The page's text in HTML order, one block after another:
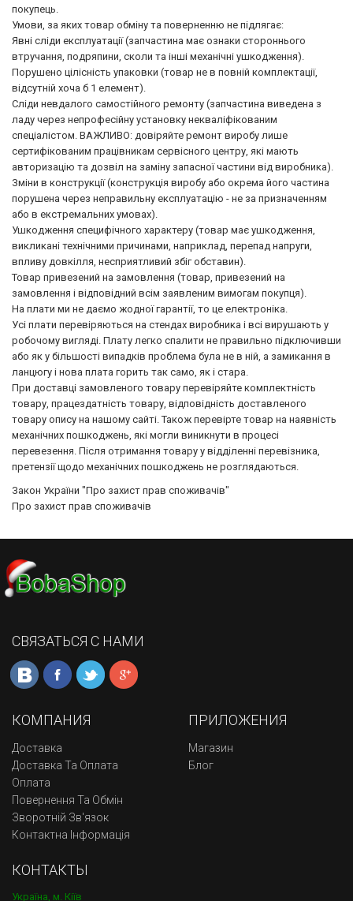
покупець.
Умови, за яких товар обміну та поверненню не підлягає:
Явні сліди експлуатації (запчастина має ознаки стороннього
втручання, подряпини, сколи та інші механічні ушкодження).
Порушено цілісність упаковки (товар не в повній комплектації,
відсутній хоча б 1 елемент).
Сліди невдалого самостійного ремонту (запчастина виведена з
ладу через непрофесійну установку некваліфікованим
спеціалістом. ВАЖЛИВО: довіряйте ремонт виробу лише
сертифікованим працівникам сервісного центру, які мають
авторизацію та дозвіл на заміну запасної частини від виробника).
Зміни в конструкції (конструкція виробу або окрема його частина
порушена через неправильну експлуатацію - не за призначенням
або в екстремальних умовах).
Ушкодження специфічного характеру (товар має ушкодження,
викликані технічними причинами, наприклад, перепад напруги,
впливу довкілля, несприятливий збіг обставин).
Товар привезений на замовлення (товар, привезений на
замовлення і відповідний всім заявленим вимогам покупця).
На плати ми не даємо жодної гарантії, то це електроніка.
Усі плати перевіряються на стендах виробника і всі вирушають у
робочому вигляді. Плату легко спалити не правильно підключивши
або як у більшості випадків проблема була не в ній, а замикання в
ланцюгу і нова плата горить так само, як і стара.
При доставці замовленого товару перевіряйте комплектність
товару, працездатність товару, відповідність доставленого
товару опису на нашому сайті. Також перевірте товар на наявність
механічних пошкоджень, які могли виникнути в процесі
перевезення. Після отримання товару у відділенні перевізника,
претензії щодо механічних пошкоджень не розглядаються.
Закон України "Про захист прав споживачів"
Про захист прав споживачів
СВЯЗАТЬСЯ С НАМИ
КОМПАНИЯ
Доставка
Доставка Та Оплата
Оплата
Повернення Та Обмін
Зворотній Зв'язок
Контактна Інформація
ПРИЛОЖЕНИЯ
Магазин
Блог
КОНТАКТЫ
Україна, м. Кіїв